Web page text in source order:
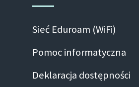
Sieć Eduroam (WiFi)
Pomoc informatyczna
Deklaracja dostępności